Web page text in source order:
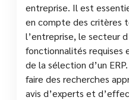
entreprise. Il est
en compte des critères
l’entreprise, le secteur
fonctionnalités requises
de la sélection d’un
faire des recherches
avis d’experts et